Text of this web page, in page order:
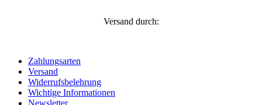
Versand durch:
Zahlungsarten
Versand
Widerrufsbelehrung
Wichtige Informationen